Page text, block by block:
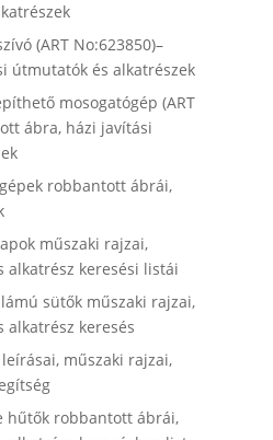
(ART No:623850)–
útmutatók és alkatrészek
mosogatógép (ART
ábra, házi javítási
robbantott ábrái,
műszaki rajzai,
keresési listái
sütők műszaki rajzai,
keresés
műszaki rajzai,
hűtők robbantott ábrái,